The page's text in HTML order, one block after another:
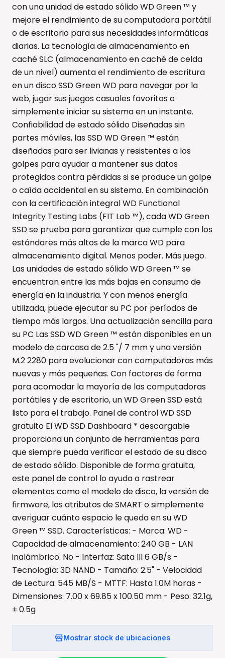
con una unidad de estado sólido WD Green ™ y
mejore el rendimiento de su computadora portátil
o de escritorio para sus necesidades informáticas
diarias. La tecnología de almacenamiento en
caché SLC (almacenamiento en caché de celda
de un nivel) aumenta el rendimiento de escritura
en un disco SSD Green WD para navegar por la
web, jugar sus juegos casuales favoritos o
simplemente iniciar su sistema en un instante.
Confiabilidad de estado sólido Diseñadas sin
partes móviles, las SSD WD Green ™ están
diseñadas para ser livianas y resistentes a los
golpes para ayudar a mantener sus datos
protegidos contra pérdidas si se produce un golpe
o caída accidental en su sistema. En combinación
con la certificación integral WD Functional
Integrity Testing Labs (FIT Lab ™), cada WD Green
SSD se prueba para garantizar que cumple con los
estándares más altos de la marca WD para
almacenamiento digital. Menos poder. Más juego.
Las unidades de estado sólido WD Green ™ se
encuentran entre las más bajas en consumo de
energía en la industria. Y con menos energía
utilizada, puede ejecutar su PC por períodos de
tiempo más largos. Una actualización sencilla para
su PC Las SSD WD Green ™ están disponibles en un
modelo de carcasa de 2.5 "/ 7 mm y una versión
M.2 2280 para evolucionar con computadoras más
nuevas y más pequeñas. Con factores de forma
para acomodar la mayoría de las computadoras
portátiles y de escritorio, un WD Green SSD está
listo para el trabajo. Panel de control WD SSD
gratuito El WD SSD Dashboard * descargable
proporciona un conjunto de herramientas para
que siempre pueda verificar el estado de su disco
de estado sólido. Disponible de forma gratuita,
este panel de control lo ayuda a rastrear
elementos como el modelo de disco, la versión de
firmware, los atributos de SMART o simplemente
averiguar cuánto espacio le queda en su WD
Green ™ SSD. Características: - Marca: WD -
Capacidad de almacenamiento: 240 GB - LAN
inalámbrico: No - Interfaz: Sata III 6 GB/s -
Tecnología: 3D NAND - Tamaño: 2.5" - Velocidad
de Lectura: 545 MB/S - MTTF: Hasta 1.0M horas -
Dimensiones: 7.00 x 69.85 x 100.50 mm - Peso: 32.1g,
± 0.5g
Mostrar stock de ubicaciones